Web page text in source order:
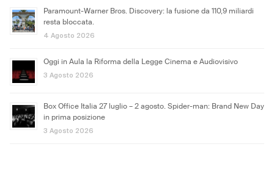
Paramount-Warner Bros. Discovery: la fusione da 110,9 miliardi
resta bloccata.
4 Agosto 2026
Oggi in Aula la Riforma della Legge Cinema e Audiovisivo
3 Agosto 2026
Box Office Italia 27 luglio – 2 agosto. Spider-man: Brand New Day
in prima posizione
3 Agosto 2026